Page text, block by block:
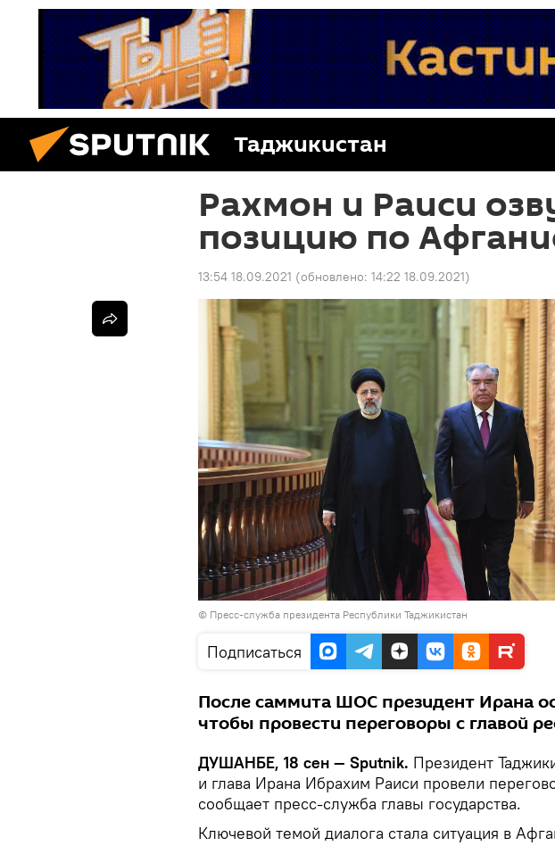
Таджикистан
Рахмон и Раиси
позицию по
13:54 18.09.2021 (обновлено: 14:22 18.09.2021)
© Пресс-служба президента Республики Таджикистан
Подписаться
После саммита ШОС президент Ирана
чтобы провести переговоры с главой
ДУШАНБЕ, 18 сен — Sputnik. Президент
и глава Ирана Ибрахим Раиси провели
сообщает пресс-служба главы государства.
Ключевой темой диалога стала ситуация в